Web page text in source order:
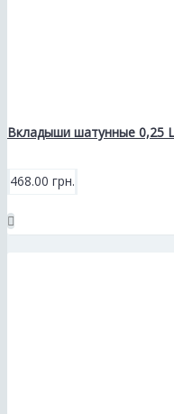
Вкладыши шатунные 0,25
468.00 грн.